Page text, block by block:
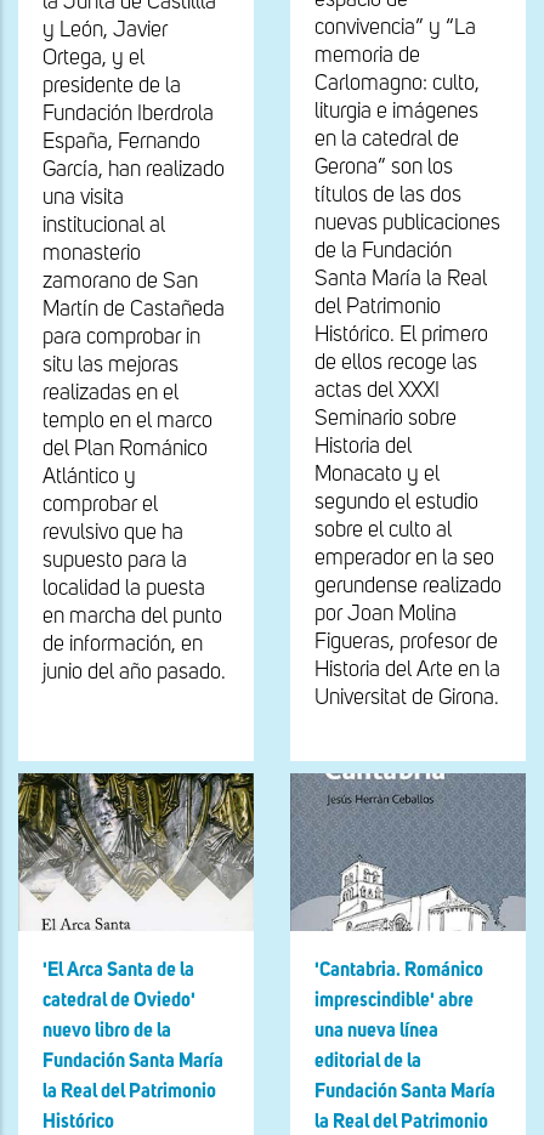
y León, Javier
Ortega, y el
presidente de la
Fundación Iberdrola
España, Fernando
García, han realizado
una visita
institucional al
monasterio
zamorano de San
Martín de Castañeda
para comprobar in
situ las mejoras
realizadas en el
templo en el marco
del Plan Románico
Atlántico y
comprobar el
revulsivo que ha
supuesto para la
localidad la puesta
en marcha del punto
de información, en
junio del año pasado.
convivencia” y “La
memoria de
Carlomagno: culto,
liturgia e imágenes
en la catedral de
Gerona” son los
títulos de las dos
nuevas publicaciones
de la Fundación
Santa María la Real
del Patrimonio
Histórico. El primero
de ellos recoge las
actas del XXXI
Seminario sobre
Historia del
Monacato y el
segundo el estudio
sobre el culto al
emperador en la seo
gerundense realizado
por Joan Molina
Figueras, profesor de
Historia del Arte en la
Universitat de Girona.
'El Arca Santa de la
catedral de Oviedo'
nuevo libro de la
Fundación Santa María
la Real del Patrimonio
Histórico
'Cantabria. Románico
imprescindible' abre
una nueva línea
editorial de la
Fundación Santa María
la Real del Patrimonio